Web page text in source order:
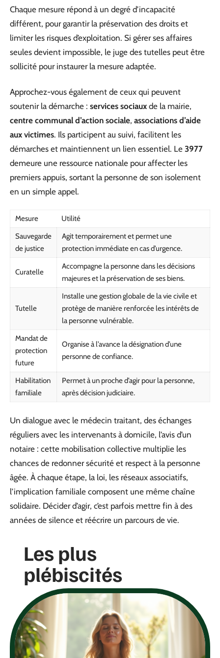
Chaque mesure répond à un degré d’incapacité
différent, pour garantir la préservation des droits et
limiter les risques d’exploitation. Si gérer ses affaires
seules devient impossible, le juge des tutelles peut être
sollicité pour instaurer la mesure adaptée.
Approchez-vous également de ceux qui peuvent
soutenir la démarche : services sociaux de la mairie,
centre communal d’action sociale, associations d’aide
aux victimes. Ils participent au suivi, facilitent les
démarches et maintiennent un lien essentiel. Le 3977
demeure une ressource nationale pour affecter les
premiers appuis, sortant la personne de son isolement
en un simple appel.
Mesure
Utilité
Sauvegarde
de justice
Agit temporairement et permet une
protection immédiate en cas d’urgence.
Curatelle
Accompagne la personne dans les décisions
majeures et la préservation de ses biens.
Tutelle
Installe une gestion globale de la vie civile et
protège de manière renforcée les intérêts de
la personne vulnérable.
Mandat de
protection
future
Organise à l’avance la désignation d’une
personne de confiance.
Habilitation
familiale
Permet à un proche d’agir pour la personne,
après décision judiciaire.
Un dialogue avec le médecin traitant, des échanges
réguliers avec les intervenants à domicile, l’avis d’un
notaire : cette mobilisation collective multiplie les
chances de redonner sécurité et respect à la personne
âgée. À chaque étape, la loi, les réseaux associatifs,
l’implication familiale composent une même chaîne
solidaire. Décider d’agir, c’est parfois mettre fin à des
années de silence et réécrire un parcours de vie.
Les plus
plébiscités